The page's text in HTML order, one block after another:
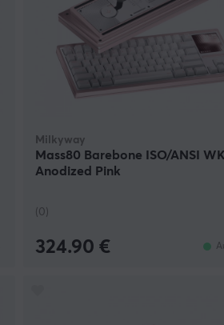
Milkyway
Mass80 Barebone ISO/ANSI
Anodized Pink
(0)
324.90 €